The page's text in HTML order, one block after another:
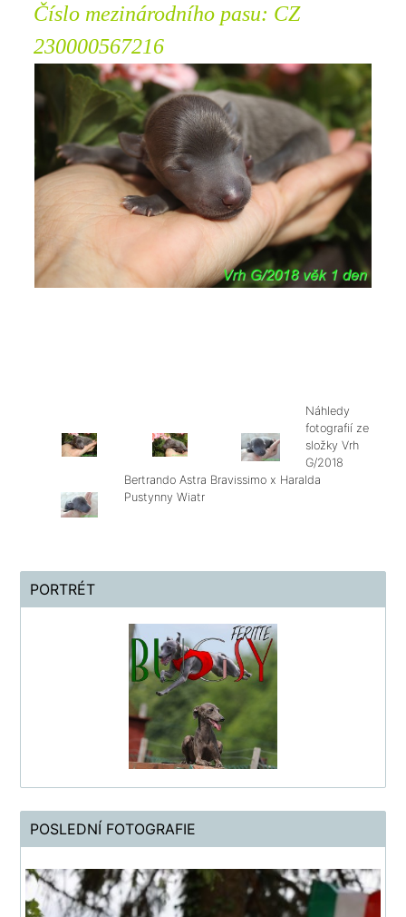
Číslo mezinárodního pasu: CZ
230000567216
Náhledy
fotografií ze
složkyVrh
G/2018
Bertrando Astra Bravissimo x Haralda
Pustynny Wiatr
PORTRÉT
POSLEDNÍ FOTOGRAFIE